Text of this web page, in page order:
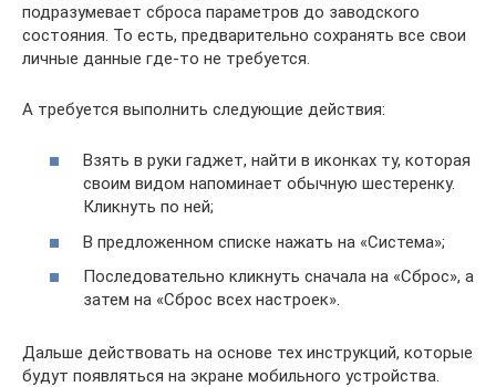
подразумевает сброса параметров до заводского
состояния. То есть, предварительно сохранять все свои
личные данные где-то не требуется.
А требуется выполнить следующие действия:
Взять в руки гаджет, найти в иконках ту, которая
своим видом напоминает обычную шестеренку.
Кликнуть по ней;
В предложенном списке нажать на «Система»;
Последовательно кликнуть сначала на «Сброс», а
затем на «Сброс всех настроек».
Дальше действовать на основе тех инструкций, которые
будут появляться на экране мобильного устройства.